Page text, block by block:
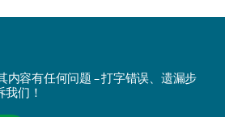
内容有任何问题 – 打字错误、遗漏步
我们！